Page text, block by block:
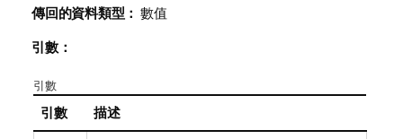
傳回的資料類型： 數值
引數：
引數
引數 描述